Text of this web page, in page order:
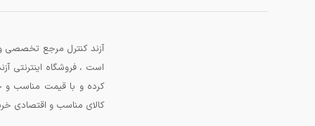
آزند کنترل مرجع تخصصی
است ، فروشگاه اینترنتی
کرده و با قیمت مناسب و
کالای مناسب و اقتصادی